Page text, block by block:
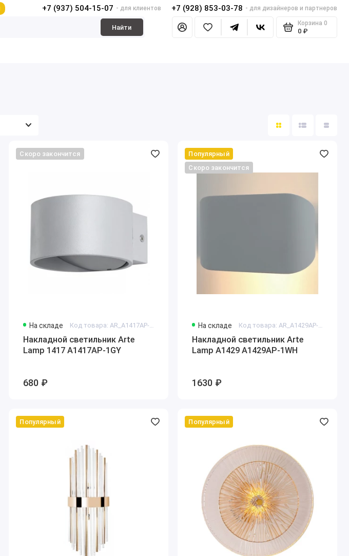
+7 (937) 504-15-07 - для клиентов +7 (928) 853-03-78 - для дизайнеров и партнеров
Найти
Корзина 0
0 ₽
Скоро закончится
На складе Код товара: AR_A1417AP-1GY
Накладной светильник Arte
Lamp 1417 A1417AP-1GY
680 ₽
Популярный
Скоро закончится
На складе Код товара: AR_A1429AP-1WH
Накладной светильник Arte
Lamp A1429 A1429AP-1WH
1630 ₽
Популярный Популярный